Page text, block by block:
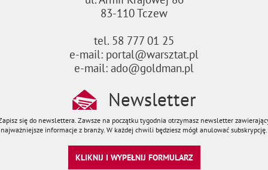
83-110 Tczew
tel. 58 777 01 25
e-mail: portal@warsztat.pl
e-mail: ado@goldman.pl
Newsletter
się do newslettera. Zawsze na początku tygodnia otrzymasz newsletter
najważniejsze informacje z branży. W każdej chwili będziesz mógł anulować subskrypcję.
KLIKNIJ I WYPEŁNIJ FORMULARZ